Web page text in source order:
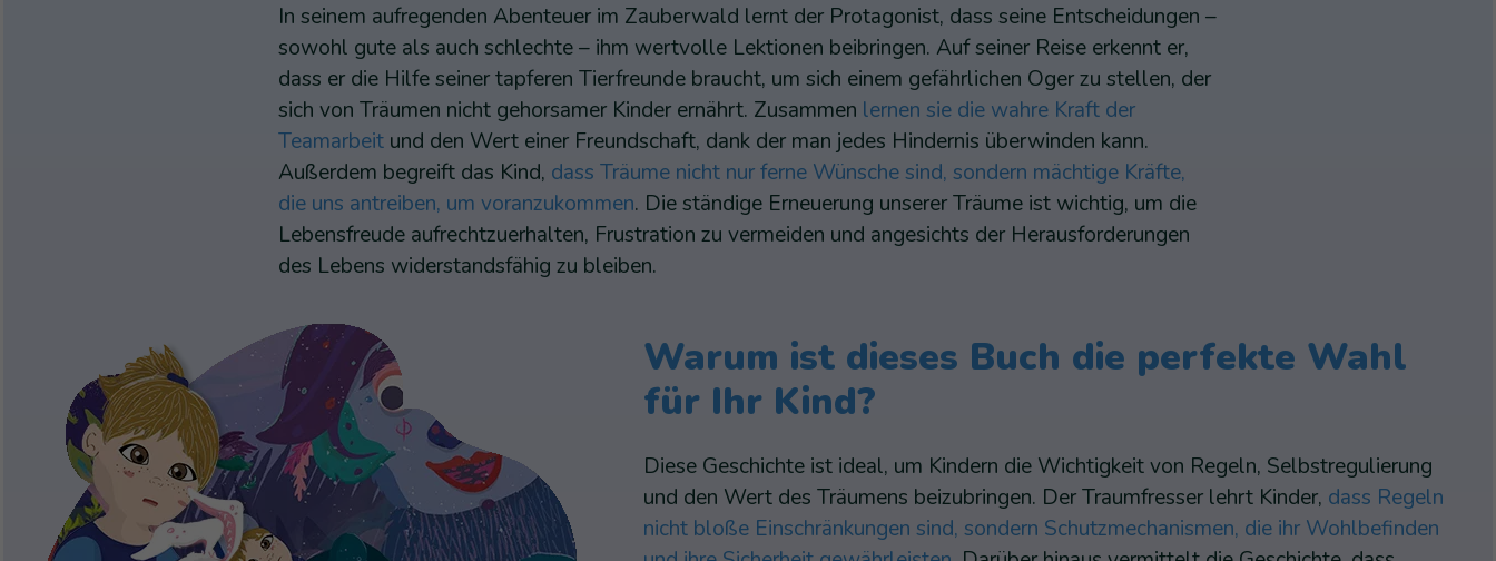
In seinem aufregenden Abenteuer im Zauberwald lernt der Protagonist, dass seine Entscheidungen –
sowohl gute als auch schlechte – ihm wertvolle Lektionen beibringen. Auf seiner Reise erkennt er,
dass er die Hilfe seiner tapferen Tierfreunde braucht, um sich einem gefährlichen Oger zu stellen, der
sich von Träumen nicht gehorsamer Kinder ernährt. Zusammen lernen sie die wahre Kraft der
Teamarbeit und den Wert einer Freundschaft, dank der man jedes Hindernis überwinden kann.
Außerdem begreift das Kind, dass Träume nicht nur ferne Wünsche sind, sondern mächtige Kräfte,
die uns antreiben, um voranzukommen. Die ständige Erneuerung unserer Träume ist wichtig, um die
Lebensfreude aufrechtzuerhalten, Frustration zu vermeiden und angesichts der Herausforderungen
des Lebens widerstandsfähig zu bleiben.
Warum ist dieses Buch die perfekte Wahl
für Ihr Kind?
Diese Geschichte ist ideal, um Kindern die Wichtigkeit von Regeln, Selbstregulierung
und den Wert des Träumens beizubringen. Der Traumfresser lehrt Kinder, dass Regeln
nicht bloße Einschränkungen sind, sondern Schutzmechanismen, die ihr Wohlbefinden